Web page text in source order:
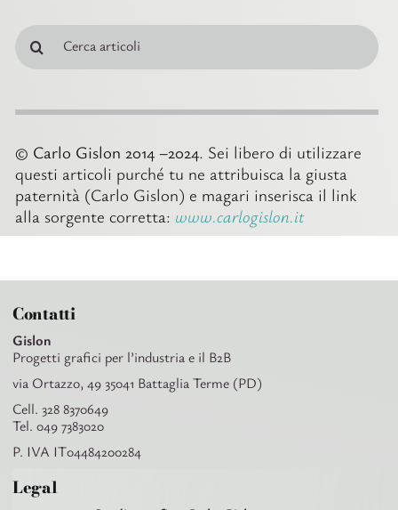
per:
© Carlo Gislon 2014 –2024. Sei libero di utilizzare
questi articoli purché tu ne attribuisca la giusta
paternità (Carlo Gislon) e magari inserisca il link
alla sorgente corretta: www.carlogislon.it
Contatti
Gislon
Progetti grafici per l’industria e il B2B
via Ortazzo, 49 35041 Battaglia Terme (PD)
Cell. 328 8370649
Tel. 049 7383020
P. IVA IT04484200284
Legal